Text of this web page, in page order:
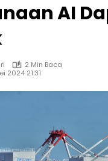
AI
2 Min Baca
2024 21:31